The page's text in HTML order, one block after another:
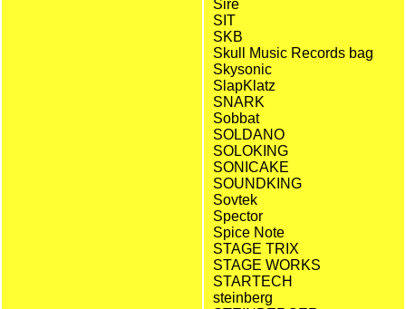
Sire
SIT
SKB
Skull Music Records bag
Skysonic
SlapKlatz
SNARK
Sobbat
SOLDANO
SOLOKING
SONICAKE
SOUNDKING
Sovtek
Spector
Spice Note
STAGE TRIX
STAGE WORKS
STARTECH
steinberg